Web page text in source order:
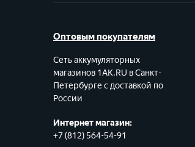
Оптовым покупателям
Сеть аккумуляторных
магазинов 1AK.RU в Санкт-
Петербурге с доставкой по
России
Интернет магазин:
+7 (812) 564-54-91